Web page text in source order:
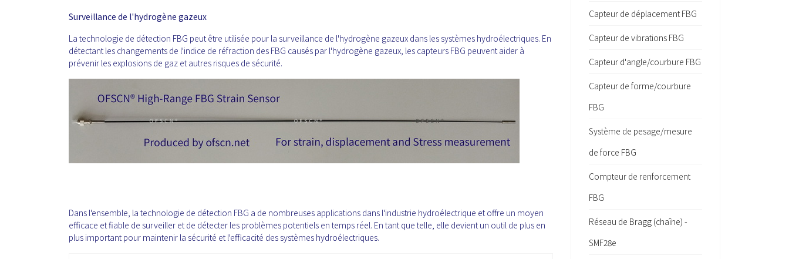
Surveillance de l'hydrogène gazeux
La technologie de détection FBG peut être utilisée pour la surveillance de l'hydrogène gazeux dans les systèmes hydroélectriques. En
détectant les changements de l'indice de réfraction des FBG causés par l'hydrogène gazeux, les capteurs FBG peuvent aider à
prévenir les explosions de gaz et autres risques de sécurité.
Dans l'ensemble, la technologie de détection FBG a de nombreuses applications dans l'industrie hydroélectrique et offre un moyen
efficace et fiable de surveiller et de détecter les problèmes potentiels en temps réel. En tant que telle, elle devient un outil de plus en
plus important pour maintenir la sécurité et l'efficacité des systèmes hydroélectriques.
Capteur de déplacement FBG
Capteur de vibrations FBG
Capteur d'angle/courbure FBG
Capteur de forme/courbure
FBG
Système de pesage/mesure
de force FBG
Compteur de renforcement
FBG
Réseau de Bragg (chaîne) -
SMF28e